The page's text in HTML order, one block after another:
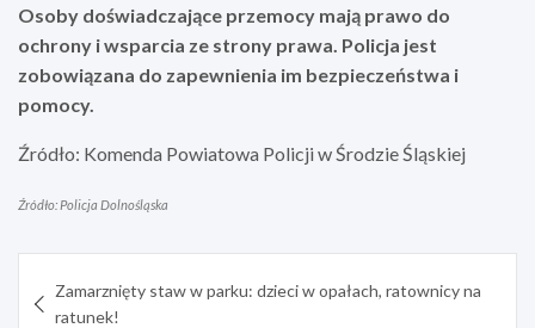
Osoby doświadczające przemocy mają prawo do
ochrony i wsparcia ze strony prawa. Policja jest
zobowiązana do zapewnienia im bezpieczeństwa i
pomocy.
Źródło: Komenda Powiatowa Policji w Środzie Śląskiej
Źródło: Policja Dolnośląska
wpisu
Zamarznięty staw w parku: dzieci w opałach, ratownicy na
ratunek!